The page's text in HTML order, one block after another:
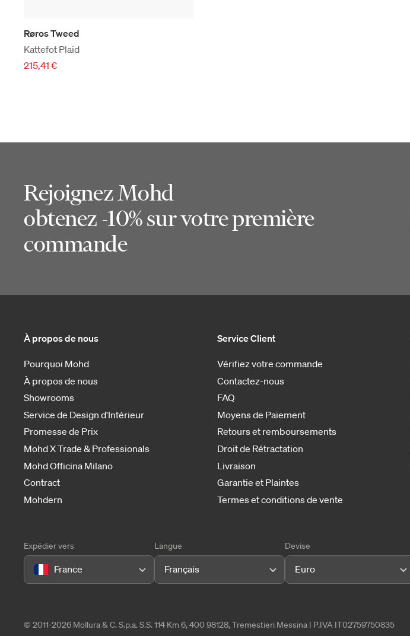
Røros Tweed
Kattefot Plaid
215,41 €
Rejoignez Mohd
obtenez -10% sur votre première
commande
À propos de nous
Pourquoi Mohd
À propos de nous
Showrooms
Service de Design d'Intérieur
Promesse de Prix
Mohd X Trade & Professionals
Mohd Officina Milano
Contract
Mohdern
Service Client
Vérifiez votre commande
Contactez-nous
FAQ
Moyens de Paiement
Retours et remboursements
Droit de Rétractation
Livraison
Garantie et Plaintes
Termes et conditions de vente
Expédier vers
France
Langue
Français
Devise
Euro
© 2011-2026 Mollura & C. S.p.a. S.S. 114 Km 6, 400 98128, Tremestieri Messina | P.IVA IT02759750835